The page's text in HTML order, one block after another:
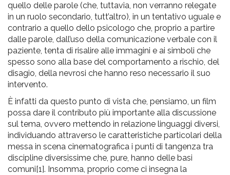
quello delle parole (che, tuttavia, non verranno relegate
in un ruolo secondario, tutt’altro), in un tentativo uguale e
contrario a quello dello psicologo che, proprio a partire
dalle parole, dall’uso della comunicazione verbale con il
paziente, tenta di risalire alle immagini e ai simboli che
spesso sono alla base del comportamento a rischio, del
disagio, della nevrosi che hanno reso necessario il suo
intervento.
È infatti da questo punto di vista che, pensiamo, un film
possa dare il contributo più importante alla discussione
sul tema, ovvero mettendo in relazione linguaggi diversi,
individuando attraverso le caratteristiche particolari della
messa in scena cinematografica i punti di tangenza tra
discipline diversissime che, pure, hanno delle basi
comuni[1]. Insomma, proprio come ci insegna la